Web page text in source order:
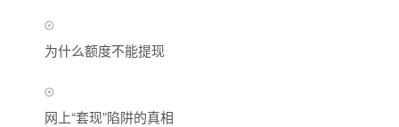
为什么额度不能提现
网上“套现”陷阱的真相